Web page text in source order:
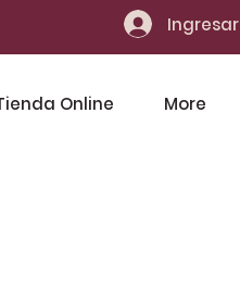
Ingresar
Online More